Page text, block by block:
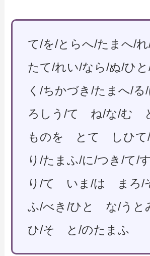
て/を/とらへ/たまへ/
たて/れい/なら/ぬ/ひ
く/ちかづき/たまへ/
ろしう/て ね/な/む
ものを とて しひて/
り/たまふ/に/つき/て/
り/て いま/は まろ/
ふ/べき/ひと な/うと
ひ/そ と/のたまふ